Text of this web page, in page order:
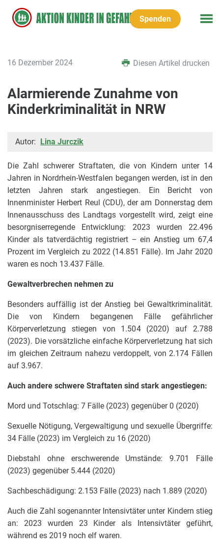
Spenden
16 Dezember 2024 Diesen Artikel drucken
Alarmierende Zunahme von
Kinderkriminalität in NRW
Autor: Lina Jurczik
Die Zahl schwerer Straftaten, die von Kindern unter 14
Jahren in Nordrhein-Westfalen begangen werden, ist in den
letzten Jahren stark angestiegen. Ein Bericht von
Innenminister Herbert Reul (CDU), der am Donnerstag dem
Innenausschuss des Landtags vorgestellt wird, zeigt eine
besorgniserregende Entwicklung: 2023 wurden 22.496
Kinder als tatverdächtig registriert – ein Anstieg um 67,4
Prozent im Vergleich zu 2022 (14.851 Fälle). Im Jahr 2020
waren es noch 13.437 Fälle.
Gewaltverbrechen nehmen zu
Besonders auffällig ist der Anstieg bei Gewaltkriminalität.
Die von Kindern begangenen Fälle gefährlicher
Körperverletzung stiegen von 1.504 (2020) auf 2.788
(2023). Die vorsätzliche einfache Körperverletzung hat sich
im gleichen Zeitraum nahezu verdoppelt, von 2.174 Fällen
auf 3.967.
Auch andere schwere Straftaten sind stark angestiegen:
Mord und Totschlag: 7 Fälle (2023) gegenüber 0 (2020)
Sexuelle Nötigung, Vergewaltigung und sexuelle Übergriffe:
34 Fälle (2023) im Vergleich zu 16 (2020)
Diebstahl ohne erschwerende Umstände: 9.701 Fälle
(2023) gegenüber 5.444 (2020)
Sachbeschädigung: 2.153 Fälle (2023) nach 1.889 (2020)
Auch die Zahl sogenannter Intensivtäter unter Kindern stieg
an: 2023 wurden 23 Kinder als Intensivtäter geführt,
während es 2019 noch elf waren.